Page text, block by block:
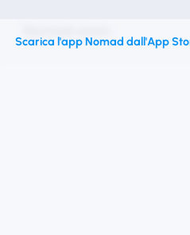
Scarica l'app Nomad dall'App